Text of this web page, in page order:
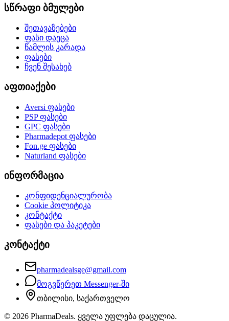
სწრაფი ბმულები
შეთავაზებები
ფასი დაეცა
წამლის კარადა
ფასები
ჩვენ შესახებ
აფთიაქები
Aversi ფასები
PSPფასები
GPC ფასები
Pharmadepot ფასები
Fon.ge ფასები
Naturland ფასები
ინფორმაცია
კონფიდენციალურობა
Cookie პოლიტიკა
კონტაქტი
ფასები და პაკეტები
კონტაქტი
pharmadealsge@gmail.com
მოგვწერეთ Messenger-ში
თბილისი, საქართველო
© 2026 PharmaDeals. ყველა უფლება დაცულია.